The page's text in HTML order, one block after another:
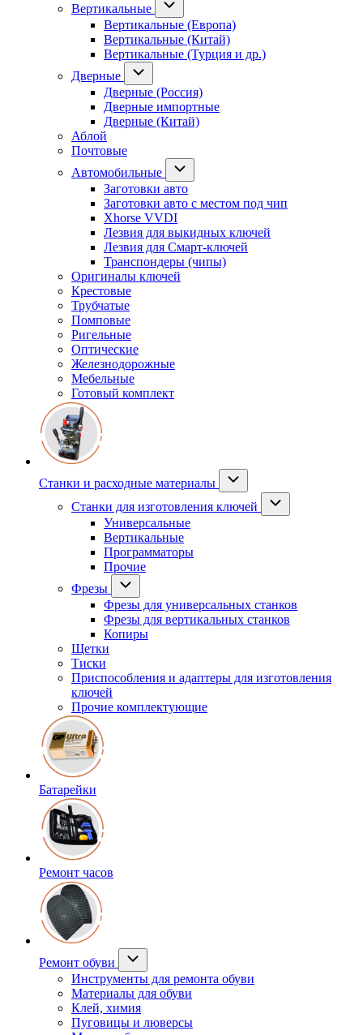
Вертикальные
Вертикальные (Европа)
Вертикальные (Китай)
Вертикальные (Турция и др.)
Дверные
Дверные (Россия)
Дверные импортные
Дверные (Китай)
Аблой
Почтовые
Автомобильные
Заготовки авто
Заготовки авто с местом под чип
Xhorse VVDI
Лезвия для выкидных ключей
Лезвия для Смарт-ключей
Транспондеры (чипы)
Оригиналы ключей
Крестовые
Трубчатые
Помповые
Ригельные
Оптические
Железнодорожные
Мебельные
Готовый комплект
Станки и расходные материалы
Станки для изготовления ключей
Универсальные
Вертикальные
Программаторы
Прочие
Фрезы
Фрезы для универсальных станков
Фрезы для вертикальных станков
Копиры
Щетки
Тиски
Приспособления и адаптеры для изготовления
ключей
Прочие комплектующие
Батарейки
Ремонт часов
Ремонт обуви
Инструменты для ремонта обуви
Материалы для обуви
Клей, химия
Пуговицы и люверсы